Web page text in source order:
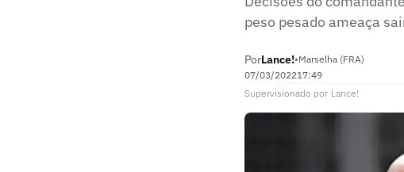
peso pesado ameaça
PorLance!•Marselha (FRA)
07/03/202217:49
Supervisionado por Lance!